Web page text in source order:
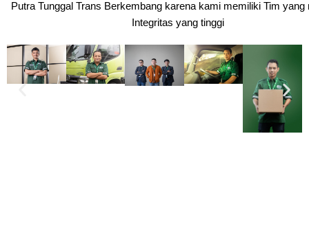
Putra Tunggal Trans Berkembang karena kami memiliki Tim yang
Integritas yang tinggi